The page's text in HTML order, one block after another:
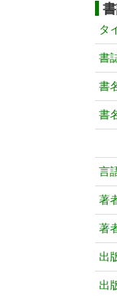
タ
書
書
書
言
著
著
出
出